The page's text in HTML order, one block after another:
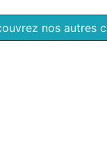
nos autres